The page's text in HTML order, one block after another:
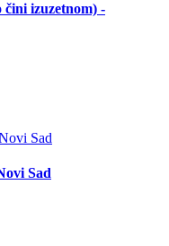
čini izuzetnom) -
Sad